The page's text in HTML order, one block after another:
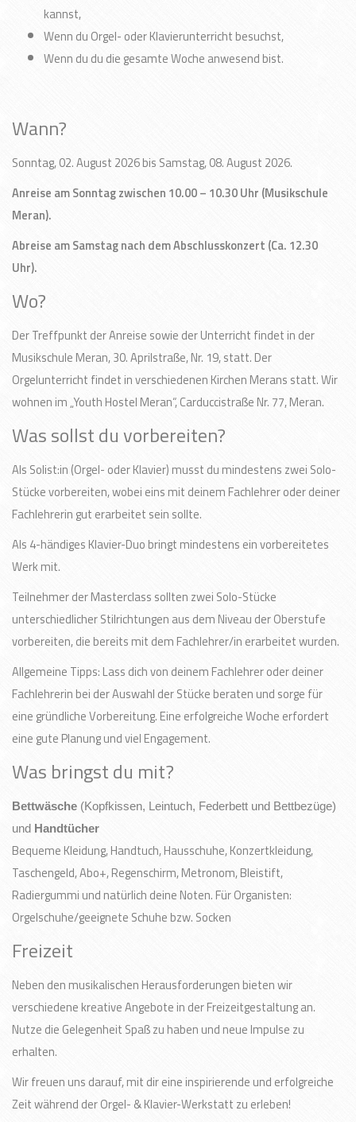
kannst,
Wenn du Orgel- oder Klavierunterricht besuchst,
Wenn du du die gesamte Woche anwesend bist.
Wann?
Sonntag, 02. August 2026 bis Samstag, 08. August 2026.
Anreise am Sonntag zwischen 10.00 – 10.30 Uhr (Musikschule
Meran).
Abreise am Samstag nach dem Abschlusskonzert (Ca. 12.30
Uhr).
Wo?
Der Treffpunkt der Anreise sowie der Unterricht findet in der
Musikschule Meran, 30. Aprilstraße, Nr. 19, statt. Der
Orgelunterricht findet in verschiedenen Kirchen Merans statt. Wir
wohnen im „Youth Hostel Meran“, Carduccistraße Nr. 77, Meran.
Was sollst du vorbereiten?
Als Solist:in (Orgel- oder Klavier) musst du mindestens zwei Solo-
Stücke vorbereiten, wobei eins mit deinem Fachlehrer oder deiner
Fachlehrerin gut erarbeitet sein sollte.
Als 4-händiges Klavier-Duo bringt mindestens ein vorbereitetes
Werk mit.
Teilnehmer der Masterclass sollten zwei Solo-Stücke
unterschiedlicher Stilrichtungen aus dem Niveau der Oberstufe
vorbereiten, die bereits mit dem Fachlehrer/in erarbeitet wurden.
Allgemeine Tipps: Lass dich von deinem Fachlehrer oder deiner
Fachlehrerin bei der Auswahl der Stücke beraten und sorge für
eine gründliche Vorbereitung. Eine erfolgreiche Woche erfordert
eine gute Planung und viel Engagement.
Was bringst du mit?
Bettwäsche (Kopfkissen, Leintuch, Federbett und Bettbezüge)
und Handtücher
Bequeme Kleidung, Handtuch, Hausschuhe, Konzertkleidung,
Taschengeld, Abo+, Regenschirm, Metronom, Bleistift,
Radiergummi und natürlich deine Noten. Für Organisten:
Orgelschuhe/geeignete Schuhe bzw. Socken
Freizeit
Neben den musikalischen Herausforderungen bieten wir
verschiedene kreative Angebote in der Freizeitgestaltung an.
Nutze die Gelegenheit Spaß zu haben und neue Impulse zu
erhalten.
Wir freuen uns darauf, mit dir eine inspirierende und erfolgreiche
Zeit während der Orgel- & Klavier-Werkstatt zu erleben!